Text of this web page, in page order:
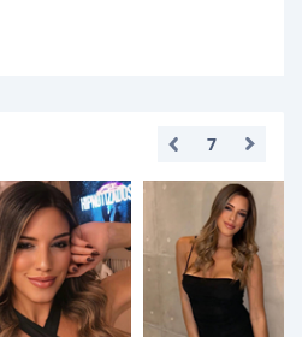
7